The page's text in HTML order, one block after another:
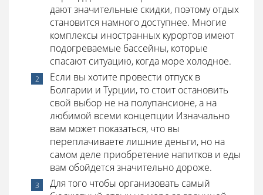
дают значительные скидки, поэтому отдых
становится намного доступнее. Многие
комплексы иностранных курортов имеют
подогреваемые бассейны, которые
спасают ситуацию, когда море холодное.
Если вы хотите провести отпуск в
Болгарии и Турции, то стоит остановить
свой выбор не на полупансионе, а на
любимой всеми концепции Изначально
вам может показаться, что вы
переплачиваете лишние деньги, но на
самом деле приобретение напитков и еды
вам обойдется значительно дороже.
Для того чтобы организовать самый